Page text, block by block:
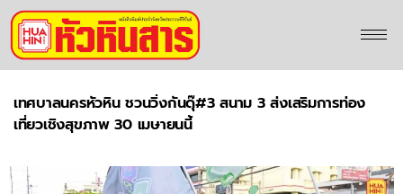
เทศบาลนครหัวหิน ชวนวิ่งกันดุ๊#3 สนาม 3 ส่งเสริมการท่อง
เที่ยวเชิงสุขภาพ 30 เมษายนนี้